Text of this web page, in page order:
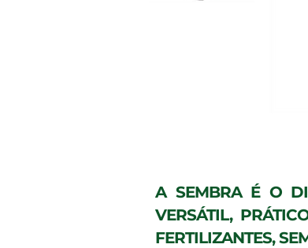
A SEMBRA É O
VERSÁTIL,
FERTILIZANTES,